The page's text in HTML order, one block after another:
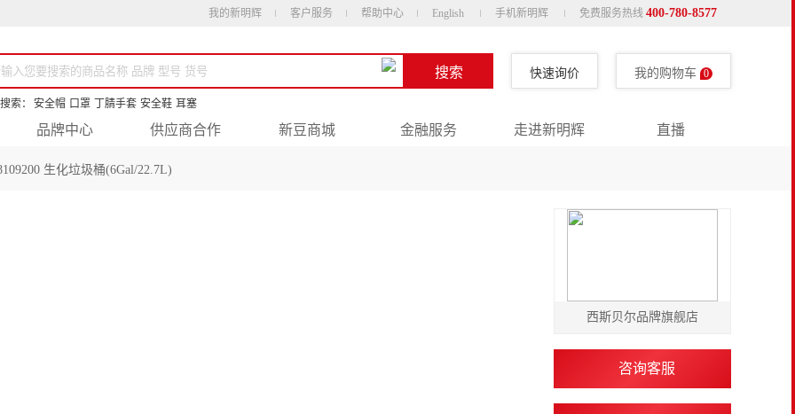
我的新明辉 客户服务 帮助中心 English 手机新明辉 免费服务热线 400-780-8577
搜索
索： 安全帽 口罩 丁腈手套 安全鞋 耳塞
快速询价 我的购物车 0
品牌中心 供应商合作 新豆商城 金融服务 走进新明辉 直播
生化垃圾桶(6Gal/22.7L)
西斯贝尔品牌旗舰店
咨询客服